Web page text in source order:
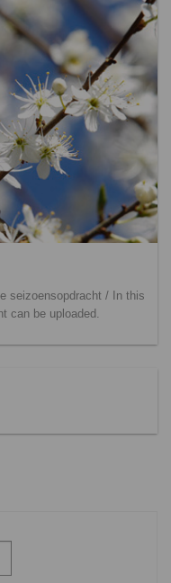
seizoensopdracht / In this
can be uploaded.